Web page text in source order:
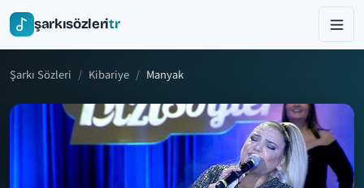
şarkısözleritr
Şarkı Sözleri Kibariye Manyak